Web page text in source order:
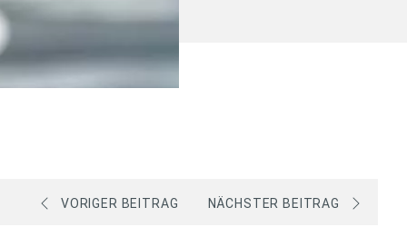
VORIGER BEITRAG NÄCHSTER BEITRAG